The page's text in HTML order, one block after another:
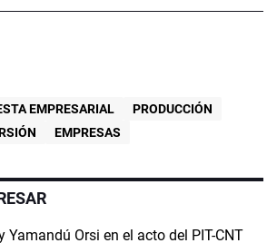
EMPRESARIAL
PRODUCCIÓN
EMPRESAS